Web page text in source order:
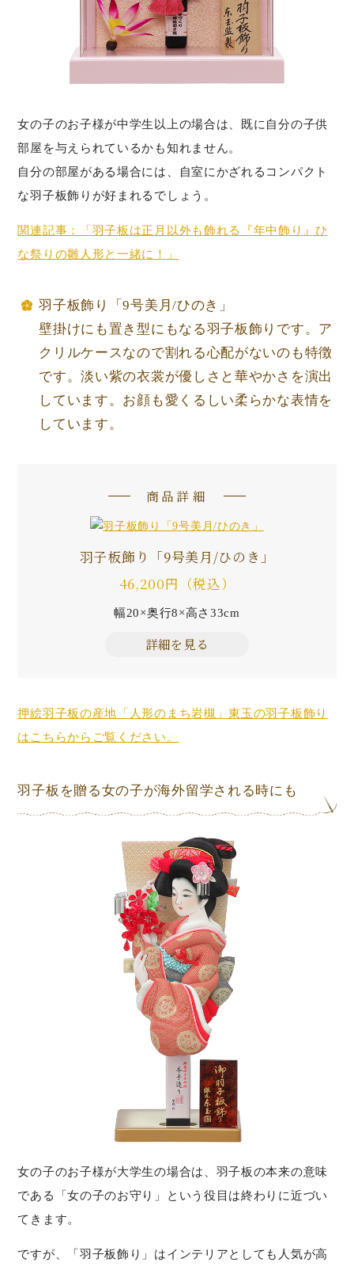
女の子のお子様が中学生以上の場合は、既に自分の子供
部屋を与えられているかも知れません。
自分の部屋がある場合には、自室にかざれるコンパクト
な羽子板飾りが好まれるでしょう。
関連記事：「羽子板は正月以外も飾れる『年中飾り』ひ
な祭りの雛人形と一緒に！」
羽子板飾り「9号美月/ひのき」
壁掛けにも置き型にもなる羽子板飾りです。ア
クリルケースなので割れる心配がないのも特徴
です。淡い紫の衣裳が優しさと華やかさを演出
しています。お顔も愛くるしい柔らかな表情を
しています。
商品詳細
羽子板飾り「9号美月/ひのき」
46,200円（税込）
幅20×奥行8×高さ33cm
詳細を見る
押絵羽子板の産地「人形のまち岩槻」東玉の羽子板飾り
はこちらからご覧ください。
羽子板を贈る女の子が海外留学される時にも
女の子のお子様が大学生の場合は、羽子板の本来の意味
である「女の子のお守り」という役目は終わりに近づい
てきます。
ですが、「羽子板飾り」はインテリアとしても人気が高